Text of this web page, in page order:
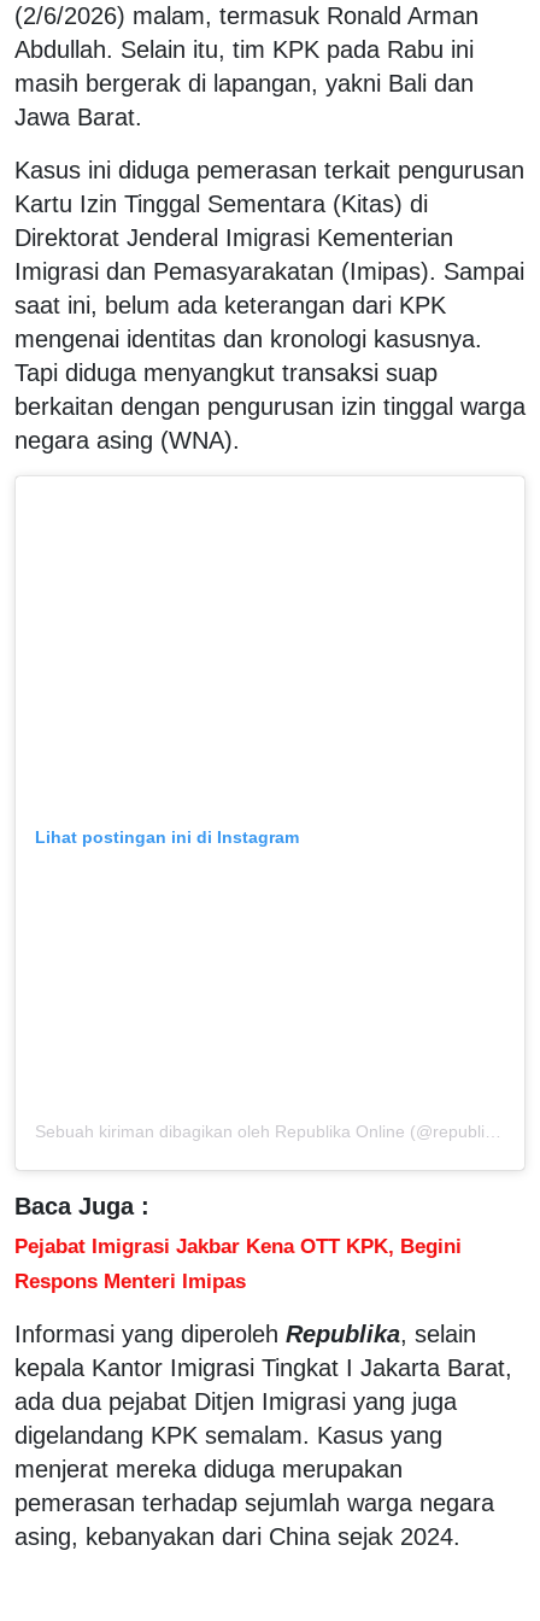
(2/6/2026) malam, termasuk Ronald Arman
Abdullah. Selain itu, tim KPK pada Rabu ini
masih bergerak di lapangan, yakni Bali dan
Jawa Barat.
Kasus ini diduga pemerasan terkait pengurusan
Kartu Izin Tinggal Sementara (Kitas) di
Direktorat Jenderal Imigrasi Kementerian
Imigrasi dan Pemasyarakatan (Imipas). Sampai
saat ini, belum ada keterangan dari KPK
mengenai identitas dan kronologi kasusnya.
Tapi diduga menyangkut transaksi suap
berkaitan dengan pengurusan izin tinggal warga
negara asing (WNA).
Lihat postingan ini di Instagram
Sebuah kiriman dibagikan oleh Republika Online (@republikaonline)
Baca Juga :
Pejabat Imigrasi Jakbar Kena OTT KPK, Begini
Respons Menteri Imipas
Informasi yang diperoleh Republika, selain
kepala Kantor Imigrasi Tingkat I Jakarta Barat,
ada dua pejabat Ditjen Imigrasi yang juga
digelandang KPK semalam. Kasus yang
menjerat mereka diduga merupakan
pemerasan terhadap sejumlah warga negara
asing, kebanyakan dari China sejak 2024.